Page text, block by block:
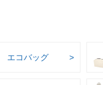
エコバッグ